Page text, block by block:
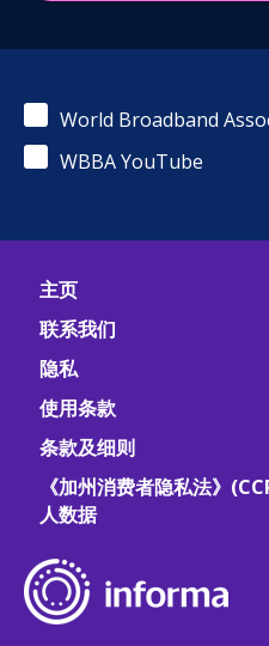
World Broadband
WBBA YouTube
主页
联系我们
隐私
使用条款
条款及细则
《加州消费者隐私法》
人数据